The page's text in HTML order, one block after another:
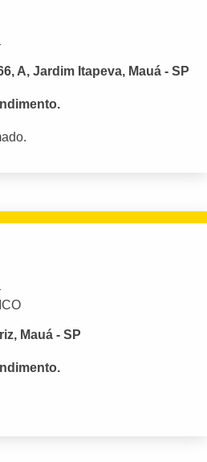
A, Jardim Itapeva, Mauá - SP
Mauá - SP